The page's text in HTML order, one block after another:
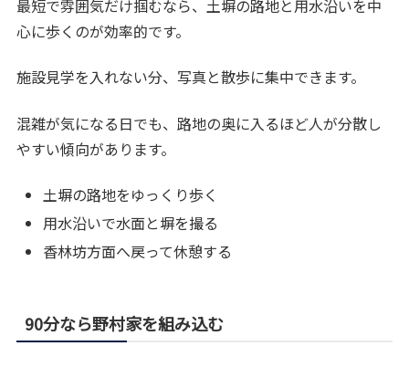
最短で雰囲気だけ掴むなら、土塀の路地と用水沿いを中
心に歩くのが効率的です。
施設見学を入れない分、写真と散歩に集中できます。
混雑が気になる日でも、路地の奥に入るほど人が分散し
やすい傾向があります。
土塀の路地をゆっくり歩く
用水沿いで水面と塀を撮る
香林坊方面へ戻って休憩する
90分なら野村家を組み込む